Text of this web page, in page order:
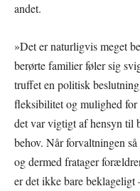
andet.
»Det er naturligvis meget
berørte familier føler sig
truffet en politisk
fleksibilitet og mulighed for
det var vigtigt af hensyn til
behov. Når forvaltningen
og dermed fratager
er det ikke bare beklageligt